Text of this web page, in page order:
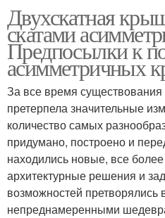
Двухскатная
скатами
Предпосылки к
асимметричных
За все время существования
претерпела значительные
количество самых
придумано, построено и
находились новые, все
архитектурные решения и
возможностей претворялись
непреднамеренными